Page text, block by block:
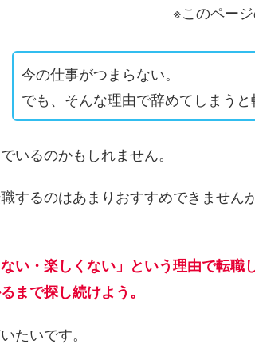
※このペー
今の仕事がつまらない。
でも、そんな理由で辞めてしまう
いるのかもしれません。
するのはあまりおすすめできません
ない・楽しくない」という理由で転
まで探し続けよう。
たいです。